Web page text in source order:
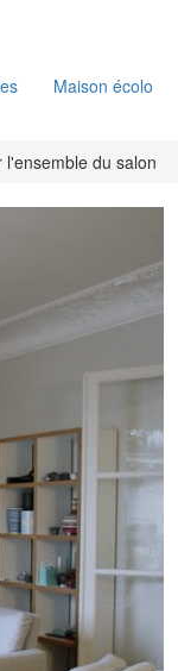
Maison écolo
l'ensemble du salon